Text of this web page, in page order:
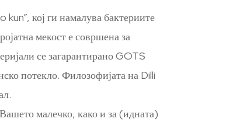
кој ги намалува бактериите
мекост е совршена за
се загарантирано GOTS
потекло. Филозофијата на Dilli
малечко, како и за (идната)